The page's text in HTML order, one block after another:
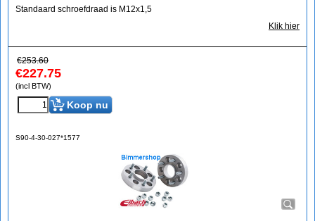
Standaard schroefdraad is M12x1,5
Klik hier
€253.60
€227.75
(incl BTW)
Koop nu
S90-4-30-027*1577